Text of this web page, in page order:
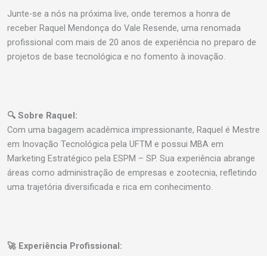
Junte-se a nós na próxima live, onde teremos a honra de
receber Raquel Mendonça do Vale Resende, uma renomada
profissional com mais de 20 anos de experiência no preparo de
projetos de base tecnológica e no fomento à inovação.
🔍 Sobre Raquel:
Com uma bagagem acadêmica impressionante, Raquel é Mestre
em Inovação Tecnológica pela UFTM e possui MBA em
Marketing Estratégico pela ESPM – SP. Sua experiência abrange
áreas como administração de empresas e zootecnia, refletindo
uma trajetória diversificada e rica em conhecimento.
🚀 Experiência Profissional: